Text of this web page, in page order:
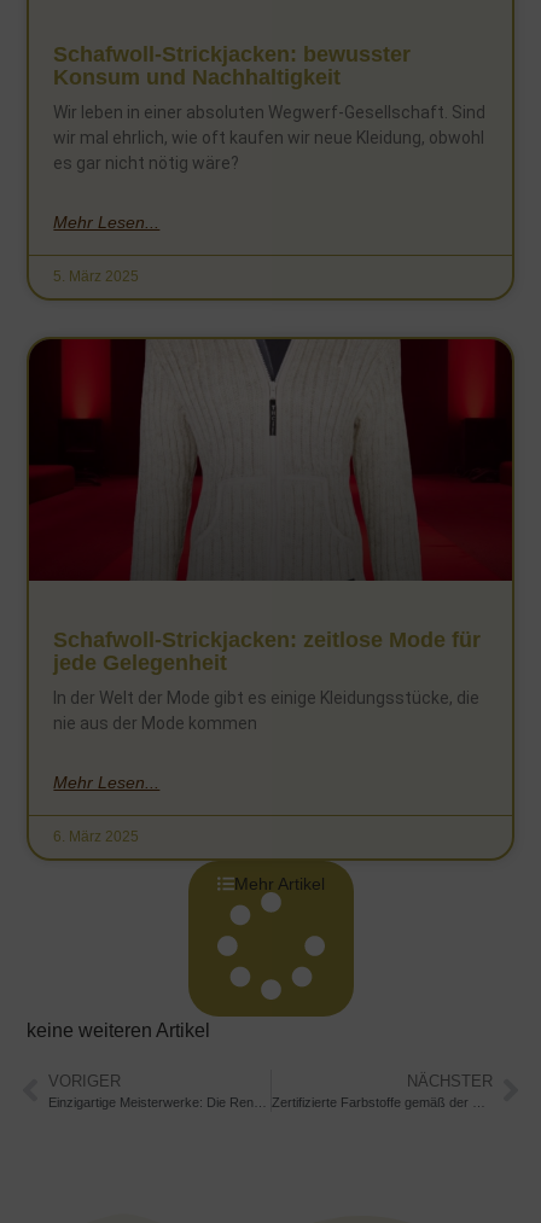
Schafwoll-Strickjacken: bewusster
Konsum und Nachhaltigkeit
Wir leben in einer absoluten Wegwerf-Gesellschaft. Sind
wir mal ehrlich, wie oft kaufen wir neue Kleidung, obwohl
es gar nicht nötig wäre?
Mehr Lesen...
5. März 2025
Schafwoll-Strickjacken: zeitlose Mode für
jede Gelegenheit
In der Welt der Mode gibt es einige Kleidungsstücke, die
nie aus der Mode kommen
Mehr Lesen...
6. März 2025
Mehr Artikel
keine weiteren Artikel
VORIGER NÄCHSTER